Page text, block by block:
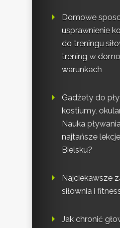
Domowe
usprawnienie
do treningu
trening w
warunkach
Gadżety do
kostiumy,
Nauka
najtańsze
Bielsku?
Najciekawsze
siłownia i
Jak chronić